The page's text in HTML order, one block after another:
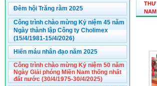
Đêm hội Trăng rằm 2025
Công trình chào mừng Kỷ niệm 45 năm
Ngày thành lập Công ty Cholimex
(15/4/1981-15/4/2026)
Hiến máu nhân đạo năm 2025
Công trình chào mừng Kỷ niệm 50 năm
Ngày Giải phóng Miền Nam thống nhất
đất nước (30/4/1975-30/4/2025)
THƯ